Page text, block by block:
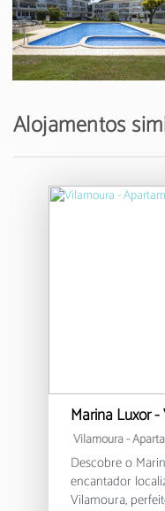
Alojamentos
Marina Luxor
Vilamoura -
Descobre o
encantador
Vilamoura,